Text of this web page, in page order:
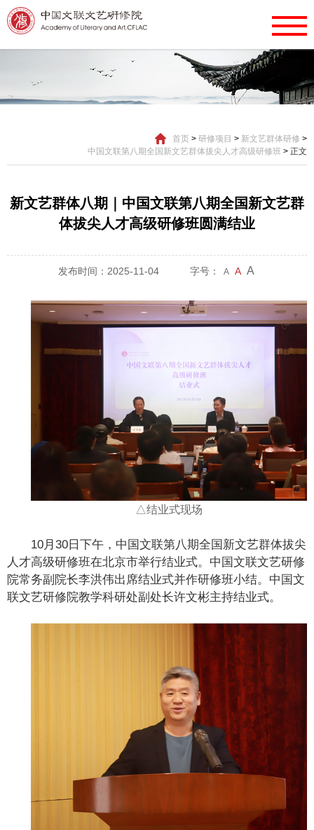
首页 > 研修项目 > 新文艺群体研修 >
中国文联第八期全国新文艺群体拔尖人才高级研修班 > 正文
新文艺群体八期｜中国文联第八期全国新文艺群
体拔尖人才高级研修班圆满结业
发布时间：2025-11-04 字号： A A A
△结业式现场
10月30日下午，中国文联第八期全国新文艺群体拔尖
人才高级研修班在北京市举行结业式。中国文联文艺研修
院常务副院长李洪伟出席结业式并作研修班小结。中国文
联文艺研修院教学科研处副处长许文彬主持结业式。